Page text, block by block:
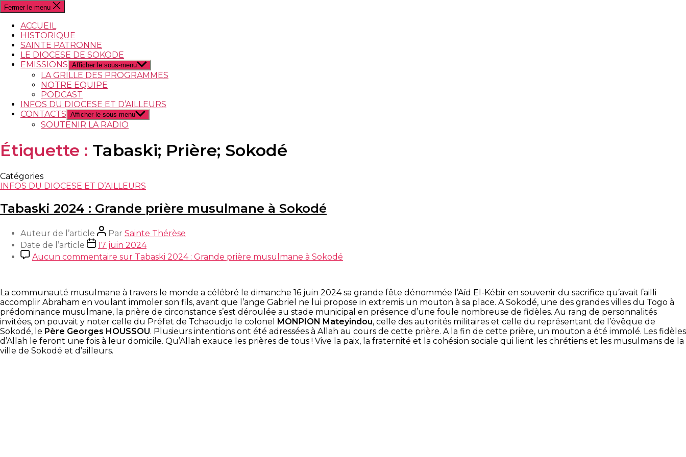
Fermer le menu
ACCUEIL
HISTORIQUE
SAINTE PATRONNE
LE DIOCESE DE SOKODE
EMISSIONS Afficher le sous-menu
LA GRILLE DES PROGRAMMES
NOTRE EQUIPE
PODCAST
INFOS DU DIOCESE ET D’AILLEURS
CONTACTS Afficher le sous-menu
SOUTENIR LA RADIO
Étiquette : Tabaski; Prière; Sokodé
Catégories
INFOS DU DIOCESE ET D’AILLEURS
Tabaski 2024 : Grande prière musulmane à Sokodé
Auteur de l’article Par Sainte Thérèse
Date de l’article
17 juin 2024
Aucun commentaire sur Tabaski 2024 : Grande prière musulmane à Sokodé
La communauté musulmane à travers le monde a célébré le dimanche 16 juin 2024 sa grande fête dénommée l’Aïd El-Kébir en souvenir du sacrifice qu’avait failli
accomplir Abraham en voulant immoler son fils, avant que l’ange Gabriel ne lui propose in extremis un mouton à sa place. A Sokodé, une des grandes villes du Togo à
prédominance musulmane, la prière de circonstance s’est déroulée au stade municipal en présence d’une foule nombreuse de fidèles. Au rang de personnalités
invitées, on pouvait y noter celle du Préfet de Tchaoudjo le colonel MONPION Mateyindou, celle des autorités militaires et celle du représentant de l’évêque de
Sokodé, le Père Georges HOUSSOU. Plusieurs intentions ont été adressées à Allah au cours de cette prière. A la fin de cette prière, un mouton a été immolé. Les fidèles
d’Allah le feront une fois à leur domicile. Qu’Allah exauce les prières de tous ! Vive la paix, la fraternité et la cohésion sociale qui lient les chrétiens et les musulmans de la
ville de Sokodé et d’ailleurs.